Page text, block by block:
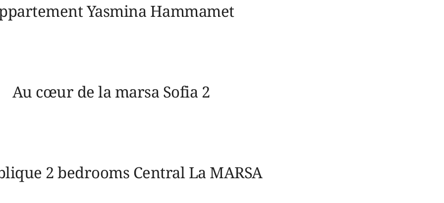
Yasmina Hammamet
Au cœur de la marsa Sofia 2
2 bedrooms Central La MARSA